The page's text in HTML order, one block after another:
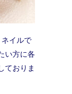
イルで
い方に各
ておりま